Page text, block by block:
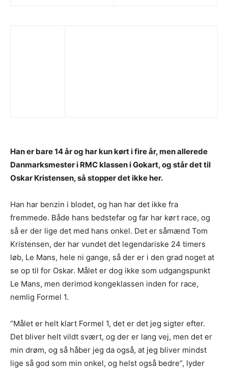
Han er bare 14 år og har kun kørt i fire år, men allerede
Danmarksmester i RMC klassen i Gokart, og står det til
Oskar Kristensen, så stopper det ikke her.
Han har benzin i blodet, og han har det ikke fra
fremmede. Både hans bedstefar og far har kørt race, og
så er der lige det med hans onkel. Det er såmænd Tom
Kristensen, der har vundet det legendariske 24 timers
løb, Le Mans, hele ni gange, så der er i den grad noget at
se op til for Oskar. Målet er dog ikke som udgangspunkt
Le Mans, men derimod kongeklassen inden for race,
nemlig Formel 1.
“Målet er helt klart Formel 1, det er det jeg sigter efter.
Det bliver helt vildt svært, og der er lang vej, men det er
min drøm, og så håber jeg da også, at jeg bliver mindst
lige så god som min onkel, og helst også bedre”, lyder